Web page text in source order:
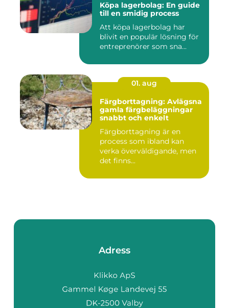
Köpa lagerbolag: En guide
till en smidig process
Att köpa lagerbolag har
blivit en populär lösning för
entreprenörer som sna...
01. aug
Färgborttagning: Avlägsna
gamla färgbeläggningar
snabbt och enkelt
Färgborttagning är en
process som ibland kan
verka överväldigande, men
det finns...
Adress